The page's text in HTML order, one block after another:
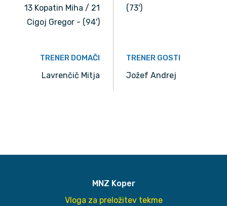
13 Kopatin Miha / 21
Cigoj Gregor - (94')
(73')
TRENER DOMAČI
Lavrenčič Mitja
TRENER GOSTI
Jožef Andrej
MNZ Koper
Vloga za preložitev tekme